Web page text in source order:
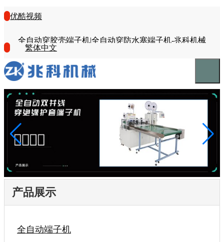
优酷视频
全自动穿胶壳端子机|全自动穿防水塞端子机-兆科机械
繁体中文
产品展示
全自动端子机